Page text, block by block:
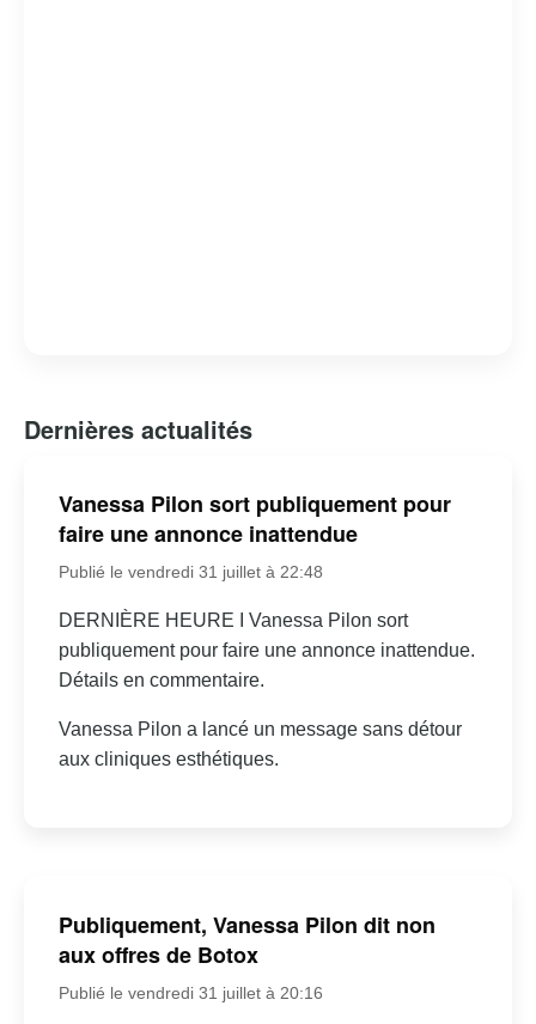
Dernières actualités
Vanessa Pilon sort publiquement pour
faire une annonce inattendue
Publié le vendredi 31 juillet à 22:48
DERNIÈRE HEURE I Vanessa Pilon sort
publiquement pour faire une annonce inattendue.
Détails en commentaire.
Vanessa Pilon a lancé un message sans détour
aux cliniques esthétiques.
Publiquement, Vanessa Pilon dit non
aux offres de Botox
Publié le vendredi 31 juillet à 20:16